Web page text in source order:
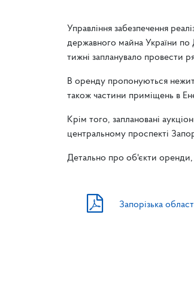
Управління забезпечення
державного майна України по
тижні запланувало провести
В оренду пропонуються
також частини приміщень в
Крім того, заплановані
центральному проспекті
Детально про об'єкти оренди,
Запорізька